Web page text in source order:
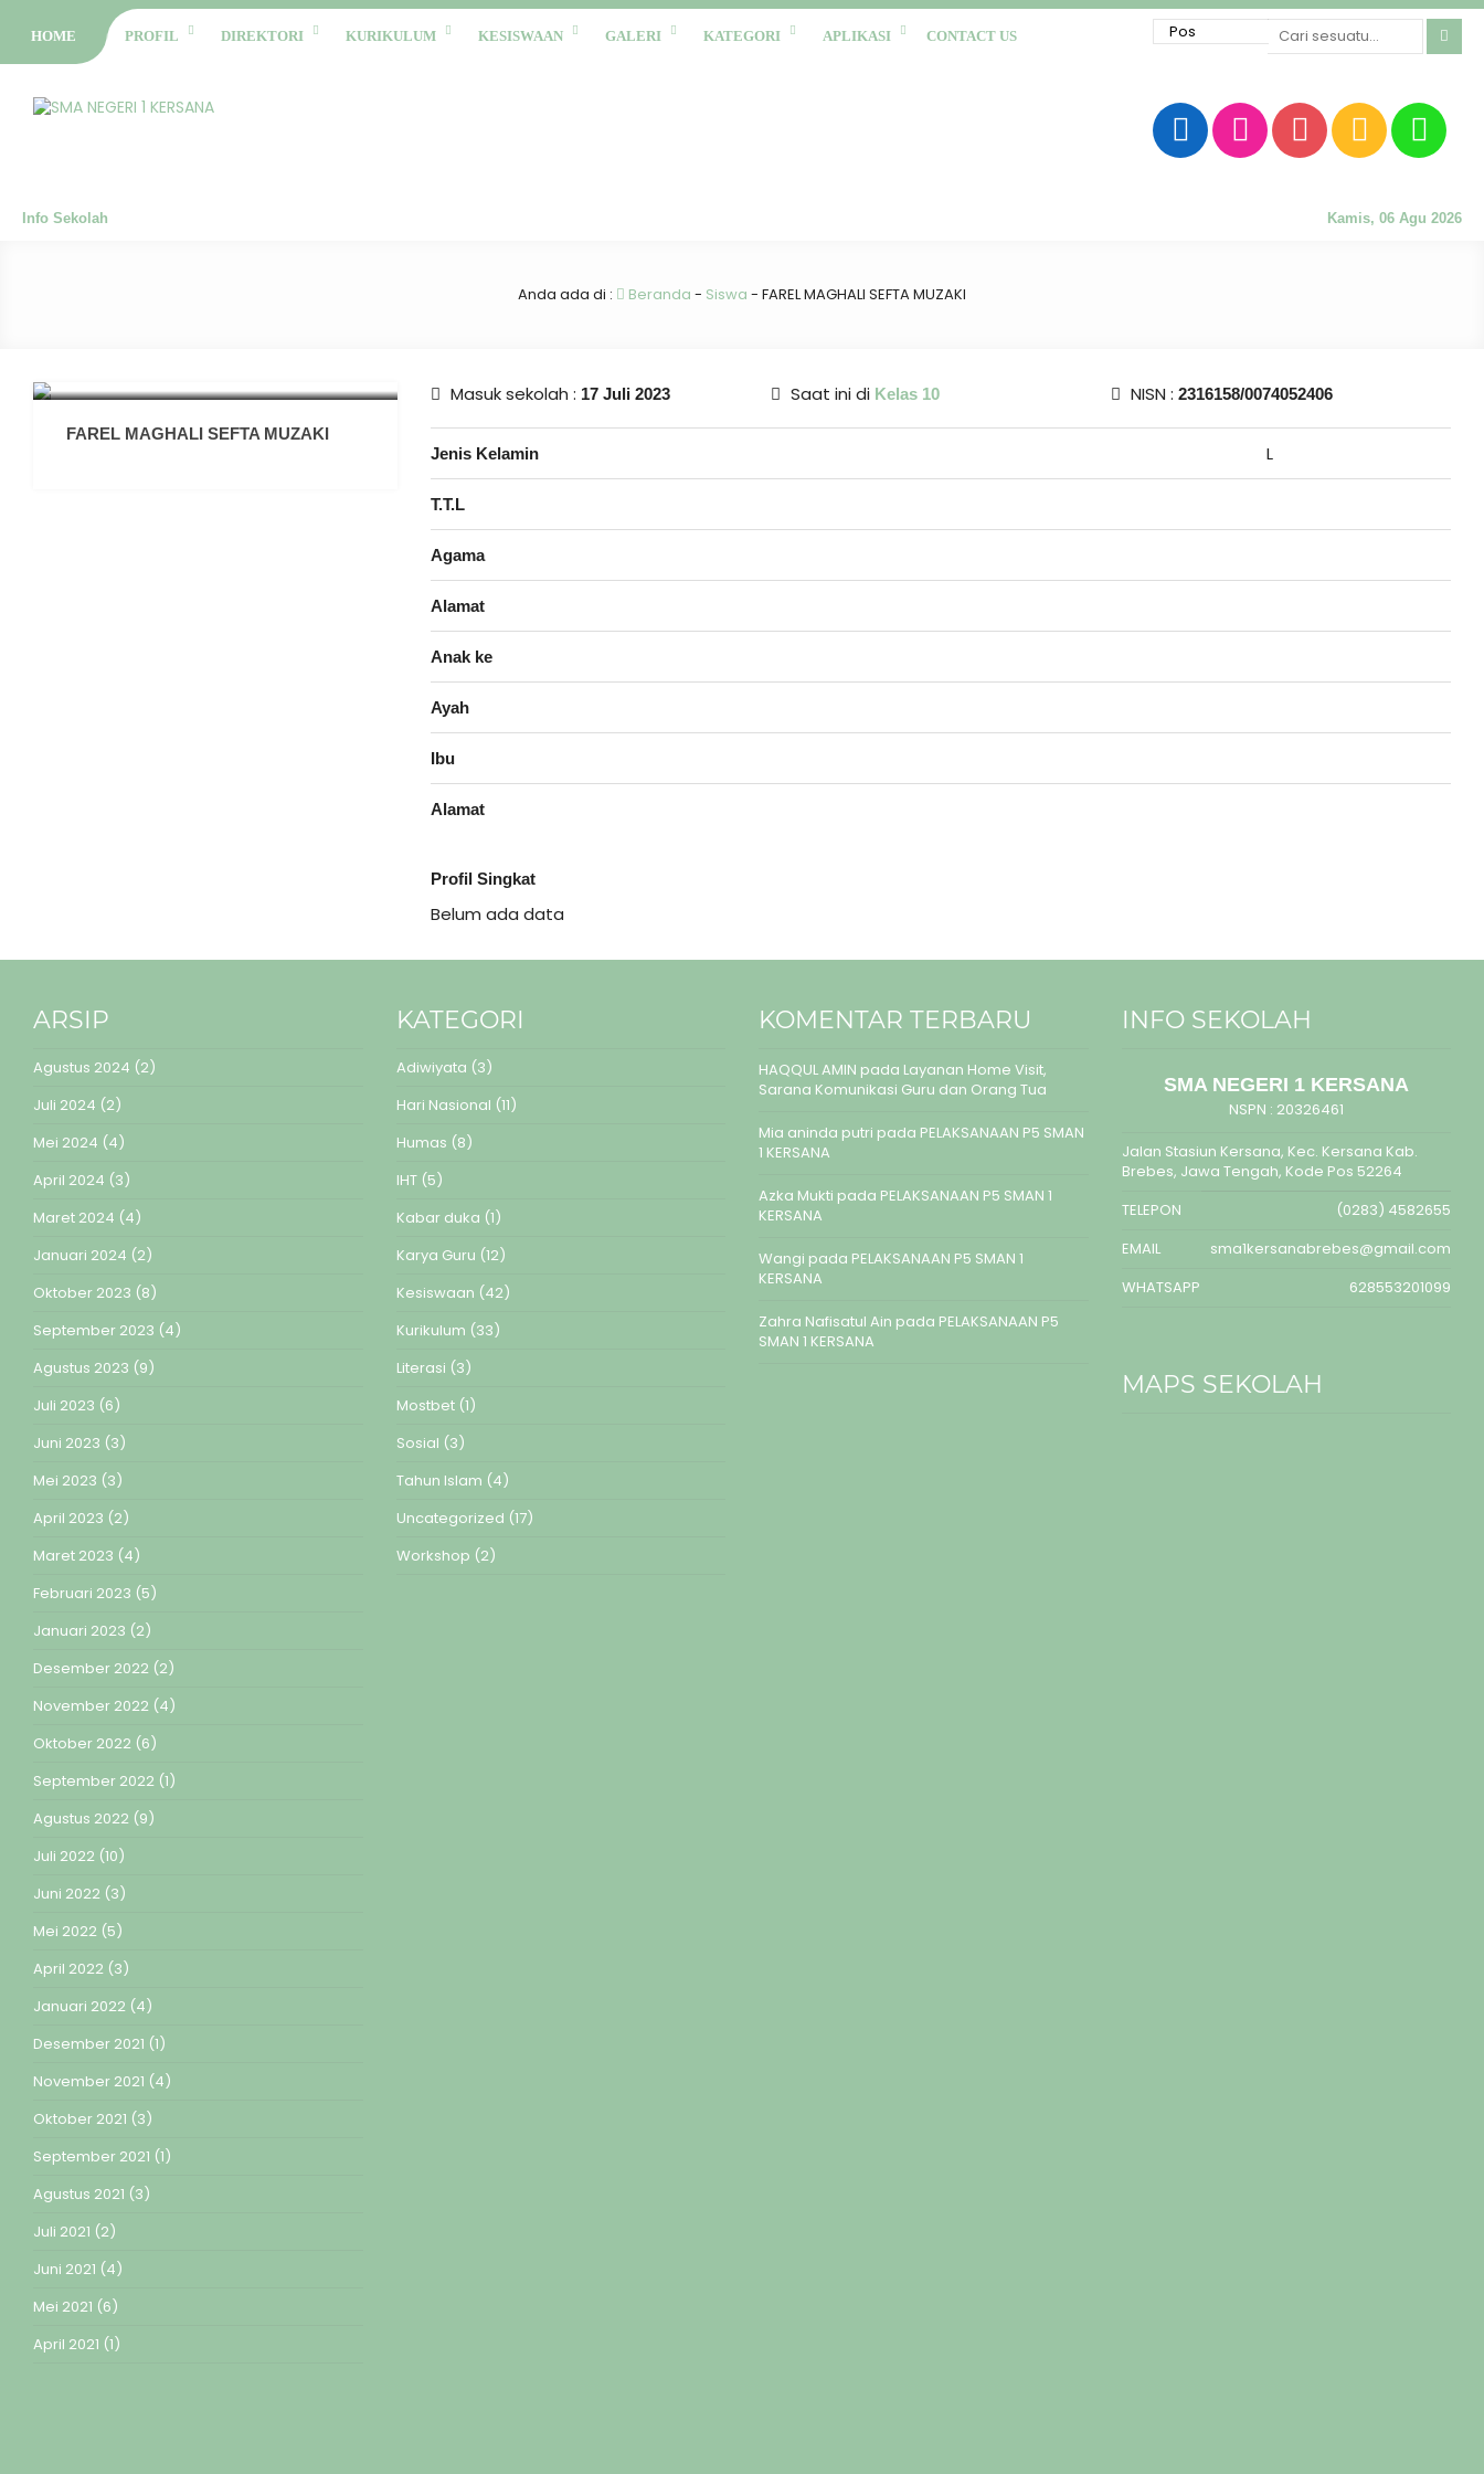
HOME PROFIL DIREKTORI KURIKULUM KESISWAAN GALERI KATEGORI APLIKASI CONTACT US
Info Sekolah Kamis, 06 Agu 2026
Anda ada di : Beranda - Siswa - FAREL MAGHALI SEFTA MUZAKI
FAREL MAGHALI SEFTA MUZAKI
Masuk sekolah : 17 Juli 2023 Saat ini di Kelas 10 NISN : 2316158/0074052406
Jenis Kelamin L
T.T.L
Agama
Alamat
Anak ke
Ayah
Ibu
Alamat
Profil Singkat
Belum ada data
ARSIP
Agustus 2024 (2)
Juli 2024 (2)
Mei 2024 (4)
April 2024 (3)
Maret 2024 (4)
Januari 2024 (2)
Oktober 2023 (8)
September 2023 (4)
Agustus 2023 (9)
Juli 2023 (6)
Juni 2023 (3)
Mei 2023 (3)
April 2023 (2)
Maret 2023 (4)
Februari 2023 (5)
Januari 2023 (2)
Desember 2022 (2)
November 2022 (4)
Oktober 2022 (6)
September 2022 (1)
Agustus 2022 (9)
Juli 2022 (10)
Juni 2022 (3)
Mei 2022 (5)
April 2022 (3)
Januari 2022 (4)
Desember 2021 (1)
November 2021 (4)
Oktober 2021 (3)
September 2021 (1)
Agustus 2021 (3)
Juli 2021 (2)
Juni 2021 (4)
Mei 2021 (6)
April 2021 (1)
KATEGORI
Adiwiyata (3)
Hari Nasional (11)
Humas (8)
IHT(5)
Kabar duka (1)
Karya Guru (12)
Kesiswaan (42)
Kurikulum (33)
Literasi (3)
Mostbet(1)
Sosial (3)
Tahun Islam (4)
Uncategorized (17)
Workshop (2)
KOMENTAR TERBARU
HAQQUL AMIN pada Layanan Home Visit,
Sarana Komunikasi Guru dan Orang Tua
Mia aninda putri pada PELAKSANAAN P5 SMAN
1 KERSANA
Azka Mukti pada PELAKSANAAN P5 SMAN 1
KERSANA
Wangi pada PELAKSANAAN P5 SMAN 1
KERSANA
Zahra Nafisatul Ain pada PELAKSANAAN P5
SMAN 1 KERSANA
INFO SEKOLAH
SMA NEGERI 1 KERSANA
NSPN : 20326461
Jalan Stasiun Kersana, Kec. Kersana Kab.
Brebes, Jawa Tengah, Kode Pos 52264
TELEPON
(0283) 4582655
EMAIL
sma1kersanabrebes@gmail.com
WHATSAPP
628553201099
MAPS SEKOLAH